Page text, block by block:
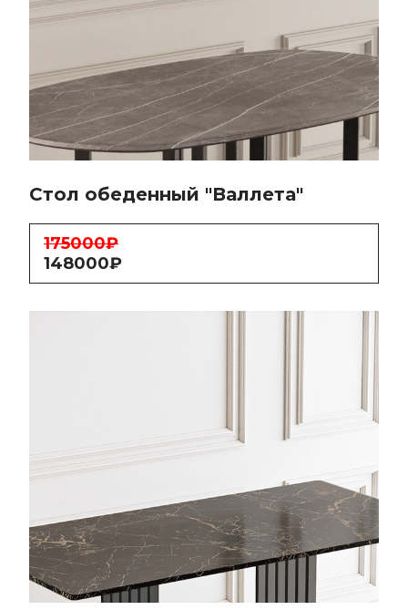
Стол обеденный "Валлета"
175000₽
148000₽